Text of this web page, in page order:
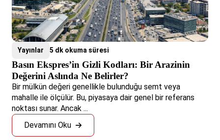
Yayınlar 5 dk okuma süresi
Basın Ekspres’in Gizli Kodları: Bir Arazinin
Değerini Aslında Ne Belirler?
Bir mülkün değeri genellikle bulunduğu semt veya
mahalle ile ölçülür. Bu, piyasaya dair genel bir referans
noktası sunar. Ancak ...
Devamını Oku